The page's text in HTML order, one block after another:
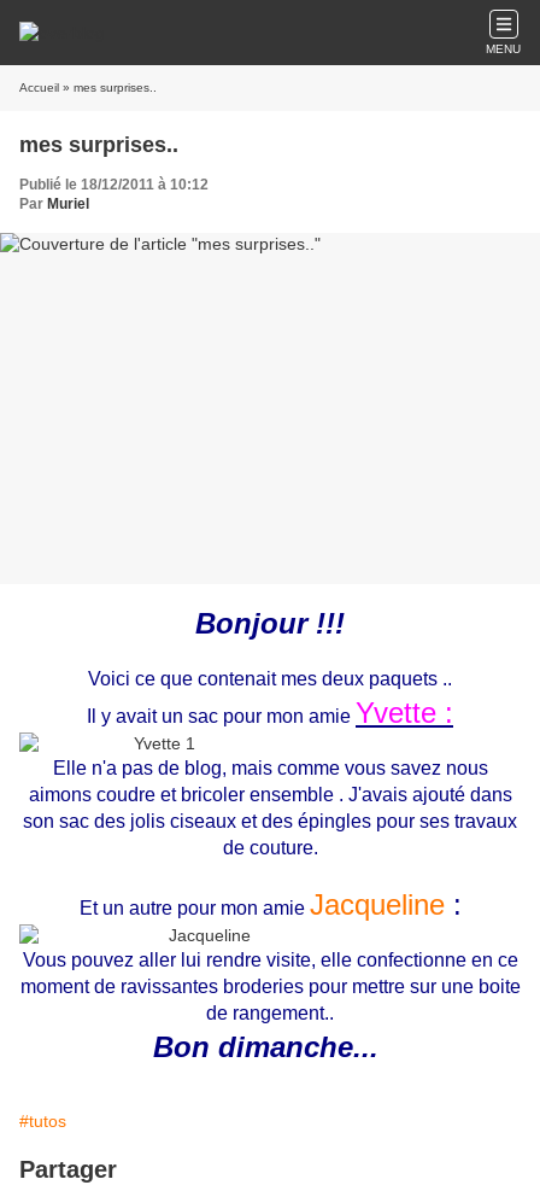
MENU
Accueil » mes surprises..
mes surprises..
Publié le 18/12/2011 à 10:12
Par Muriel
Bonjour !!!
Voici ce que contenait mes deux paquets ..
Il y avait un sac pour mon amie Yvette :
Elle n'a pas de blog, mais comme vous savez nous
aimons coudre et bricoler ensemble . J'avais ajouté dans
son sac des jolis ciseaux et des épingles pour ses travaux
de couture.
Et un autre pour mon amie Jacqueline:
Vous pouvez aller lui rendre visite, elle confectionne en ce
moment de ravissantes broderies pour mettre sur une boite
de rangement..
Bon dimanche...
#tutos
Partager